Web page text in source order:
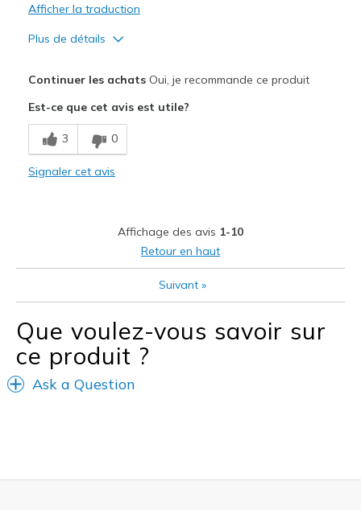
Afficher la traduction
Plus de détails
Comfortable
Stylish
Feels true to width
Sizing
Feels true to size
I'm Into Shoes
Continuer les achatsOui, je recommande ce produit
Est-ce que cet avis est utile?
3 0
Signaler cet avis
Affichage des avis 1-10
Retour en haut
Suivant »
Que voulez-vous savoir sur
ce produit ?
Ask a Question